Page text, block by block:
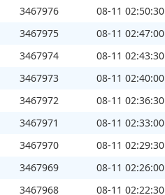
3467976
08-11 02:50:30
3467975
08-11 02:47:00
3467974
08-11 02:43:30
3467973
08-11 02:40:00
3467972
08-11 02:36:30
3467971
08-11 02:33:00
3467970
08-11 02:29:30
3467969
08-11 02:26:00
3467968
08-11 02:22:30